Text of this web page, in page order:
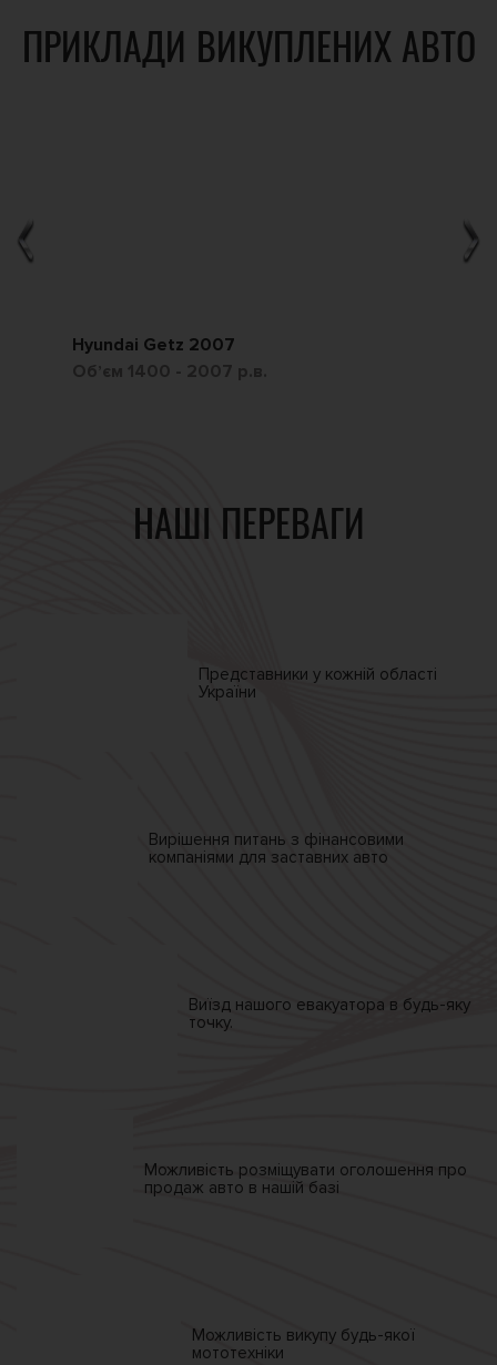
ПРИКЛАДИ ВИКУПЛЕНИХ АВТО
Hyundai Getz 2007
Обʼєм 1400 - 2007 р.в.
НАШІ ПЕРЕВАГИ
Представники у кожній області
України
Вирішення питань з фінансовими
компаніями для заставних авто
Виїзд нашого евакуатора в будь-яку
точку.
Можливість розміщувати оголошення про
продаж авто в нашій базі
Можливість викупу будь-якої
мототехніки